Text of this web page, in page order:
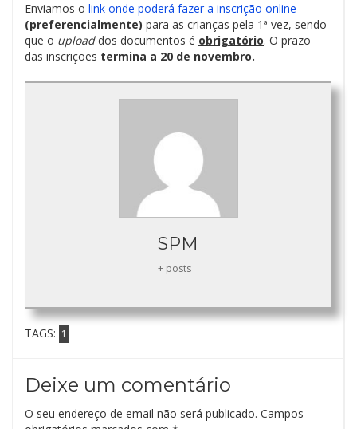
Enviamos o link onde poderá fazer a inscrição online
(preferencialmente) para as crianças pela 1ª vez, sendo
que o uploaddos documentos é obrigatório. O prazo
das inscrições termina a 20 de novembro.
SPM
+ posts
TAGS: 1
Deixe um comentário
O seu endereço de email não será publicado. Campos